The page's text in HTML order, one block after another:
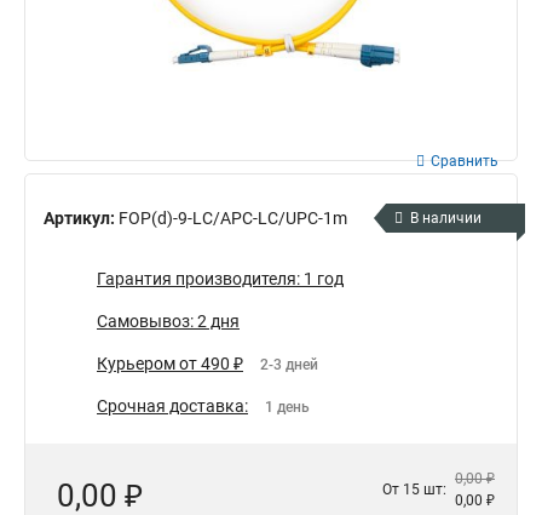
Артикул: FOP(d)-9-LC/APC-LC/UPC-1m
Сравнить
В наличии
Гарантия производителя: 1 год
Самовывоз: 2 дня
Курьером от 490 ₽ 2-3 дней
Срочная доставка: 1 день
0,00 ₽ От 15 шт:
0,00 ₽
0,00 ₽